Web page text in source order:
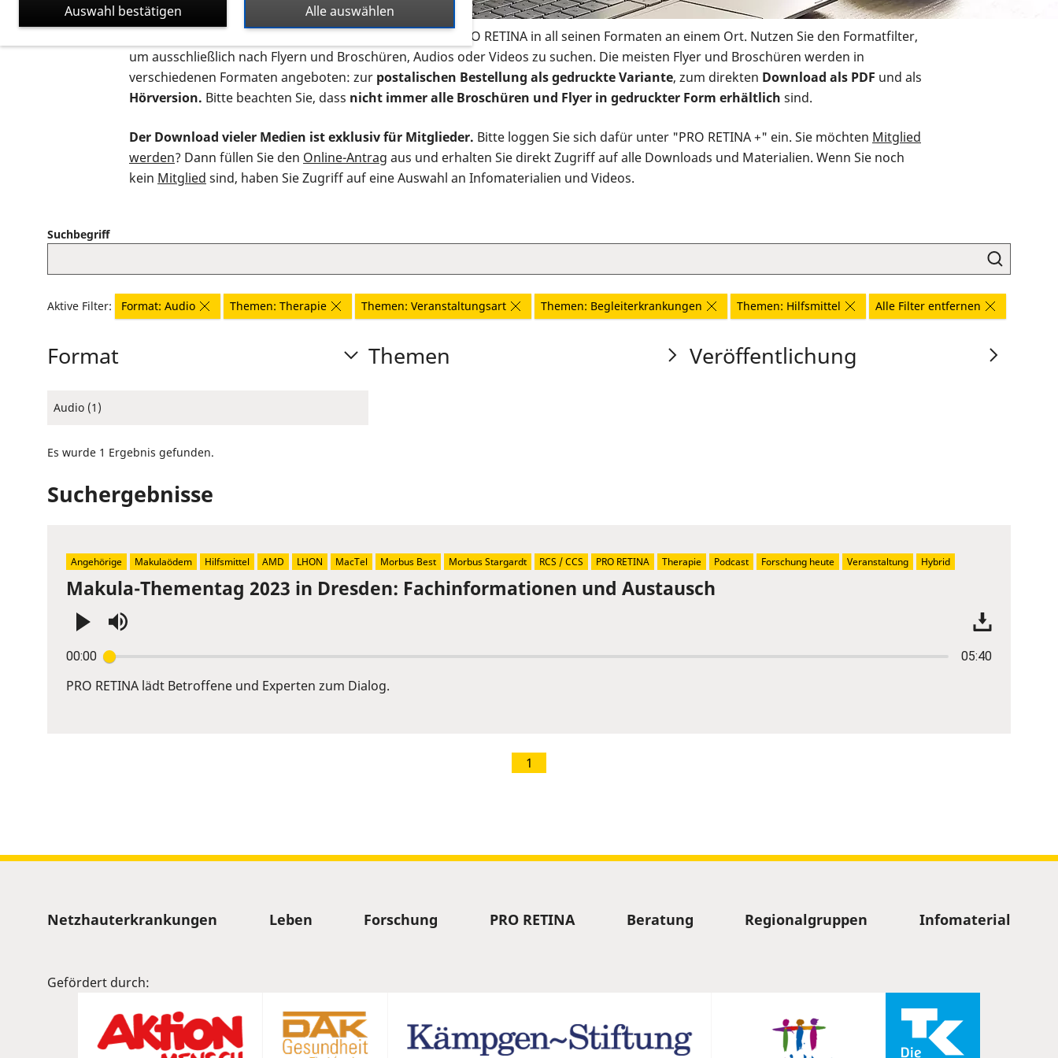
Auf dieser Seite finden Sie sämtliches Infomaterial der PRO RETINA in all seinen Formaten an einem Ort. Nutzen Sie den Formatfilter,
um ausschließlich nach Flyern und Broschüren, Audios oder Videos zu suchen. Die meisten Flyer und Broschüren werden in
verschiedenen Formaten angeboten: zur postalischen Bestellung als gedruckte Variante, zum direkten Download als PDF und als
Hörversion. Bitte beachten Sie, dass nicht immer alle Broschüren und Flyer in gedruckter Form erhältlich sind.
Der Download vieler Medien ist exklusiv für Mitglieder. Bitte loggen Sie sich dafür unter "PRO RETINA +" ein. Sie möchten Mitglied
werden? Dann füllen Sie den Online-Antrag aus und erhalten Sie direkt Zugriff auf alle Downloads und Materialien. Wenn Sie noch
kein Mitglied sind, haben Sie Zugriff auf eine Auswahl an Infomaterialien und Videos.
Suchbegriff
Aktive Filter: Format: Audio Themen: Therapie Themen: Veranstaltungsart Themen: Begleiterkrankungen Themen: Hilfsmittel Alle Filter entfernen
Format
Audio (1)
Themen Veröffentlichung
Es wurde 1 Ergebnis gefunden.
Suchergebnisse
Makula-Thementag 2023 in Dresden: Fachinformationen und Austausch
00:00 05:40
Enter
or
PRO RETINA lädt Betroffene und Experten zum Dialog.
Angehörige Makulaödem Hilfsmittel AMD LHON MacTel Morbus Best Morbus Stargardt RCS / CCS PRO RETINA Therapie Podcast Forschung heute Veranstaltung Hybrid
1
Sitemap
Netzhauterkrankungen Leben Forschung PRO RETINA Beratung Regionalgruppen Infomaterial
Gefördert durch:
Alle auswählen
Auswahl bestätigen